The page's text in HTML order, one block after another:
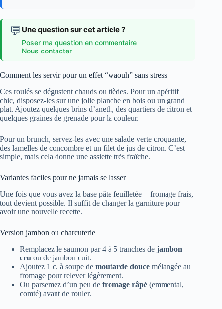
💬 Une question sur cet article ?
Poser ma question en commentaire
Nous contacter
Comment les servir pour un effet “waouh” sans stress
Ces roulés se dégustent chauds ou tièdes. Pour un apéritif
chic, disposez-les sur une jolie planche en bois ou un grand
plat. Ajoutez quelques brins d’aneth, des quartiers de citron et
quelques graines de grenade pour la couleur.
Pour un brunch, servez-les avec une salade verte croquante,
des lamelles de concombre et un filet de jus de citron. C’est
simple, mais cela donne une assiette très fraîche.
Variantes faciles pour ne jamais se lasser
Une fois que vous avez la base pâte feuilletée + fromage frais,
tout devient possible. Il suffit de changer la garniture pour
avoir une nouvelle recette.
Version jambon ou charcuterie
Remplacez le saumon par 4 à 5 tranches de jambon
cru ou de jambon cuit.
Ajoutez 1 c. à soupe de moutarde douce mélangée au
fromage pour relever légèrement.
Ou parsemez d’un peu de fromage râpé (emmental,
comté) avant de rouler.